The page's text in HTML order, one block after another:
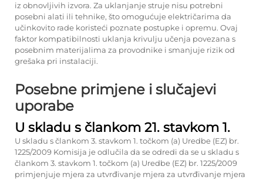
iz obnovljivih izvora. Za uklanjanje struje nisu potrebni
posebni alati ili tehnike, što omogućuje električarima da
učinkovito rade koristeći poznate postupke i opremu. Ovaj
faktor kompatibilnosti uklanja krivulju učenja povezana s
posebnim materijalima za provodnike i smanjuje rizik od
grešaka pri instalaciji.
Posebne primjene i slučajevi
uporabe
U skladu s člankom 21. stavkom 1.
U skladu s člankom 3. stavkom 1. točkom (a) Uredbe (EZ) br.
1225/2009 Komisija je odlučila da se odredi da se u skladu s
člankom 3. stavkom 1. točkom (a) Uredbe (EZ) br. 1225/2009
primjenjuje mjera za utvrđivanje mjera za utvrđivanje mjera